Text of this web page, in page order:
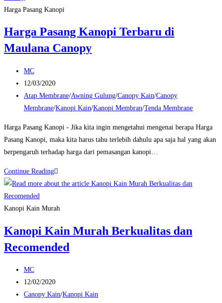
Harga Pasang Kanopi
Harga Pasang Kanopi Terbaru di
Maulana Canopy
Post
author:
MC
Post
published:
12/03/2020
Post
category:
Atap Membrane/Awning Gulung/Canopy Kain/Canopy
Membrane/Kanopi Kain/Kanopi Membran/Tenda Membrane
Harga Pasang Kanopi - Jika kita ingin mengetahui mengenai berapa Harga
Pasang Kanopi, maka kita harus tahu terlebih dahulu apa saja hal yang akan
berpengaruh terhadap harga dari pemasangan kanopi…
Continue ReadingHarga
Pasang
Terbaru
Maulana
Canopy
Kanopi Kain Murah
Kanopi Kain Murah Berkualitas dan
Recomended
Post
author:
MC
Post
published:
12/02/2020
Post
Canopy Kain/Kanopi Kain